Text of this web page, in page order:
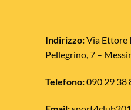
Indirizzo:Via Ettore
Pellegrino, 7 –
Telefono:090 29 38